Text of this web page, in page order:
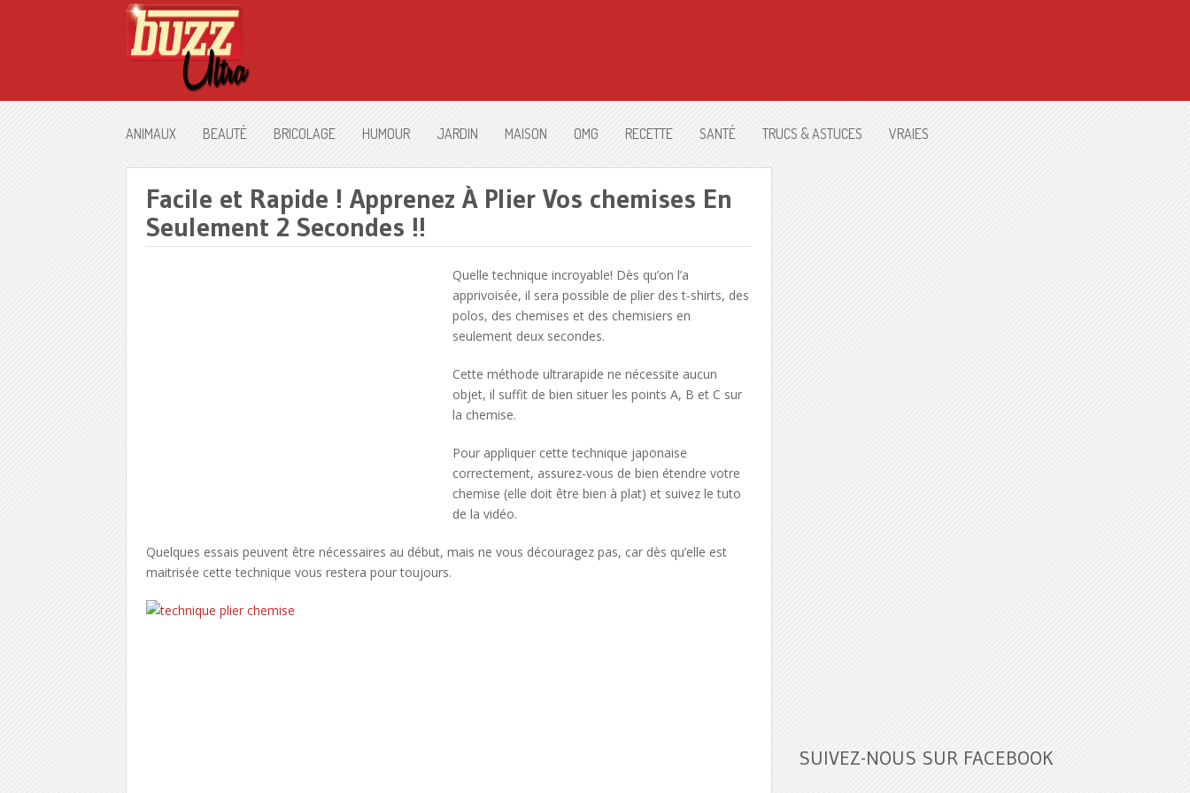
ANIMAUX BEAUTÉ BRICOLAGE HUMOUR JARDIN MAISON OMG RECETTE SANTÉ TRUCS & ASTUCES VRAIES
Facile et Rapide ! Apprenez À Plier Vos chemises En
Seulement 2 Secondes !!
Quelle technique incroyable! Dès qu’on l’a
apprivoisée, il sera possible de plier des t-shirts, des
polos, des chemises et des chemisiers en
seulement deux secondes.
Cette méthode ultrarapide ne nécessite aucun
objet, il suffit de bien situer les points A, B et C sur
la chemise.
Pour appliquer cette technique japonaise
correctement, assurez-vous de bien étendre votre
chemise (elle doit être bien à plat) et suivez le tuto
de la vidéo.
Quelques essais peuvent être nécessaires au début, mais ne vous découragez pas, car dès qu’elle est
maitrisée cette technique vous restera pour toujours.
SUIVEZ-NOUS SUR FACEBOOK